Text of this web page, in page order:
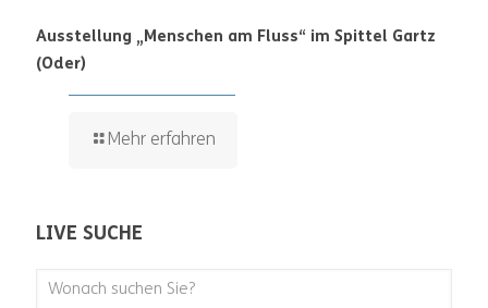
Ausstellung „Menschen am Fluss“ im Spittel Gartz
(Oder)
Mehr erfahren
LIVE SUCHE